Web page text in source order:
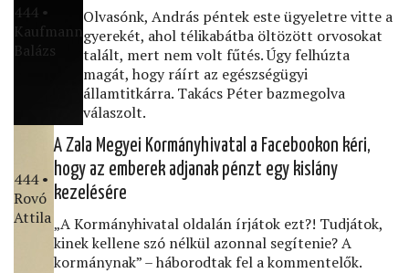
444 •
Kaufmann
Balázs
Olvasónk, András péntek este ügyeletre vitte a
gyerekét, ahol télikabátba öltözött orvosokat
talált, mert nem volt fűtés. Úgy felhúzta
magát, hogy ráírt az egészségügyi
államtitkárra. Takács Péter bazmegolva
válaszolt.
444 •
Rovó
Attila
A Zala Megyei Kormányhivatal a Facebookon kéri,
hogy az emberek adjanak pénzt egy kislány
kezelésére
„A Kormányhivatal oldalán írjátok ezt?! Tudjátok,
kinek kellene szó nélkül azonnal segítenie? A
kormánynak” – háborodtak fel a kommentelők.